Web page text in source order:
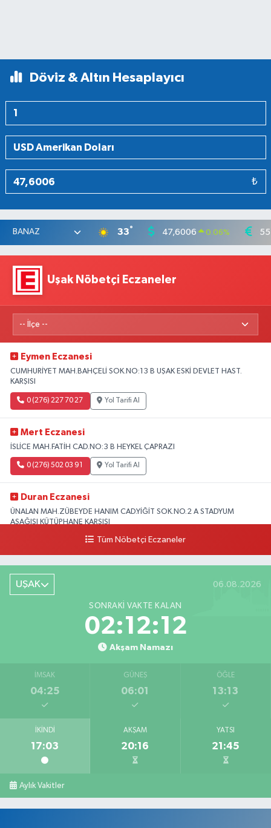
Döviz & Altın Hesaplayıcı
₺
33° 47,6006 0.06%
Uşak Nöbetçi Eczaneler
Eymen Eczanesi
CUMHURİYET MAH.BAHÇELİ SOK.NO:13 B UŞAK ESKİ DEVLET HAST.
KARŞISI
0 (276) 227 70 27 Yol Tarifi Al
Mert Eczanesi
İSLİCE MAH.FATİH CAD.NO:3 B HEYKEL ÇAPRAZI
0 (276) 502 03 91 Yol Tarifi Al
Duran Eczanesi
ÜNALAN MAH.ZÜBEYDE HANIM CAD.YİĞİT SOK.NO.2 A STADYUM
AŞAĞISI KÜTÜPHANE KARŞISI
Yol Tarifi Al
Tüm Nöbetçi Eczaneler
UŞAK 06.08.2026
SONRAKI VAKTE KALAN
02:12:12
Akşam Namazı
İMSAK
04:25
GÜNEŞ
06:01
ÖĞLE
13:13
İKINDI
17:03
AKŞAM
20:16
YATSI
21:45
Aylık Vakitler